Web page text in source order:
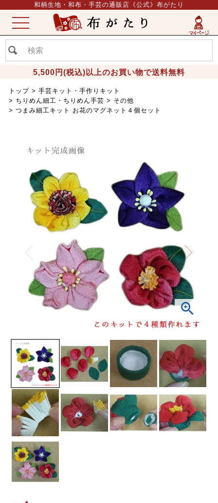
和柄生地・和布・手芸の通販店《公式》布がたり
5,500円(税込)以上のお買い物で送料無料
ME
NU
トップ
手芸キット・手作りキット
ちりめん細工・ちりめん手芸
その他
つまみ細工キット お花のマグネット４個セット